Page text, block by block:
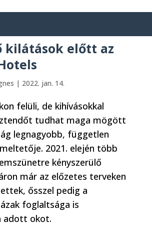
kilátások előtt az
| 2022. jan. 14.
felüli, de kihívásokkal
tudhat maga mögött
legnagyobb, független
2021. elején több
kényszerülő
már az előzetes terveken
ősszel pedig a
foglaltsága is
adott okot.